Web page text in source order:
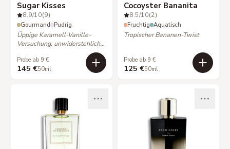
Sugar Kisses
8.9/10(9)
Gourmand Pudrig
Üppige Karamell-Vanille-
Versuchung, unwiderstehlich
Probe ab 9 €
145 €50ml
Cocoyster Bananita
8.5/10(2)
Fruchtig Aquatisch
Tropischer Bananen-Twist
Probe ab 9 €
125 €50ml